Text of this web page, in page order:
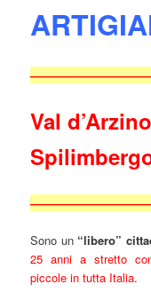
Val
Sono un “libero”
25 anni a stretto
piccole in tutta Italia.